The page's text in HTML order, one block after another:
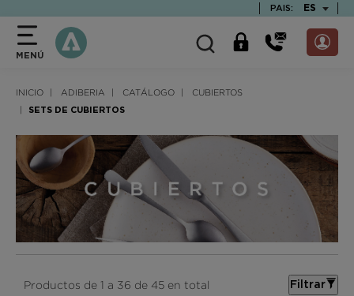
PAIS: ES
MENÚ
INICIO ADIBERIA CATÁLOGO CUBIERTOS
SETS DE CUBIERTOS
Productos de 1 a 36 de 45 en total Filtrar